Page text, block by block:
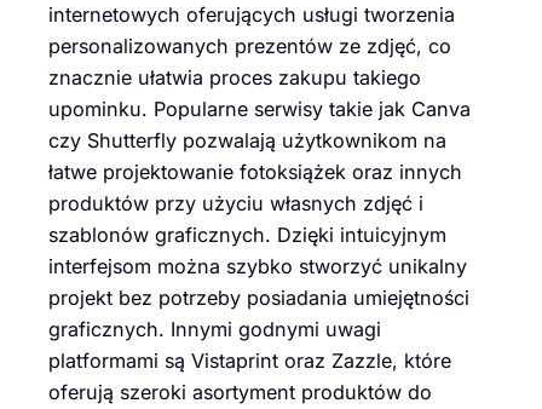
internetowych oferujących usługi tworzenia
personalizowanych prezentów ze zdjęć, co
znacznie ułatwia proces zakupu takiego
upominku. Popularne serwisy takie jak Canva
czy Shutterfly pozwalają użytkownikom na
łatwe projektowanie fotoksiążek oraz innych
produktów przy użyciu własnych zdjęć i
szablonów graficznych. Dzięki intuicyjnym
interfejsom można szybko stworzyć unikalny
projekt bez potrzeby posiadania umiejętności
graficznych. Innymi godnymi uwagi
platformami są Vistaprint oraz Zazzle, które
oferują szeroki asortyment produktów do